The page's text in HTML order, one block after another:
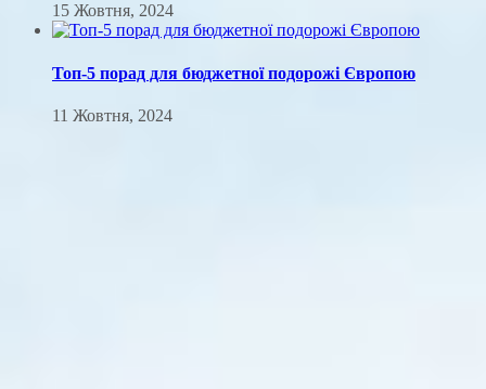
15 Жовтня, 2024
Топ-5 порад для бюджетної подорожі Європою
11 Жовтня, 2024